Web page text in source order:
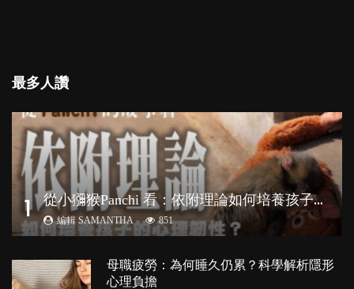
最多人讚
1 從
小獼猴Panchi 看：依附理論如何培養孩子心理韌性？
編輯 SAMANTHA 851
母職疲勞：為何睡久仍累？科學解析隱形
心理負擔